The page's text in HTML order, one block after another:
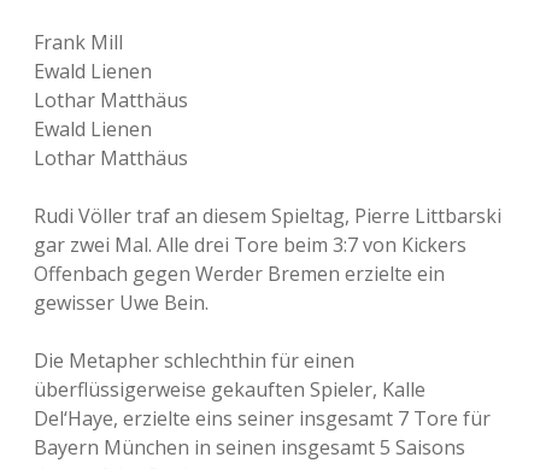
Frank Mill
Ewald Lienen
Lothar Matthäus
Ewald Lienen
Lothar Matthäus
Rudi Völler traf an diesem Spieltag, Pierre Littbarski
gar zwei Mal. Alle drei Tore beim 3:7 von Kickers
Offenbach gegen Werder Bremen erzielte ein
gewisser Uwe Bein.
Die Metapher schlechthin für einen
überflüssigerweise gekauften Spieler, Kalle
Del‘Haye, erzielte eins seiner insgesamt 7 Tore für
Bayern München in seinen insgesamt 5 Saisons